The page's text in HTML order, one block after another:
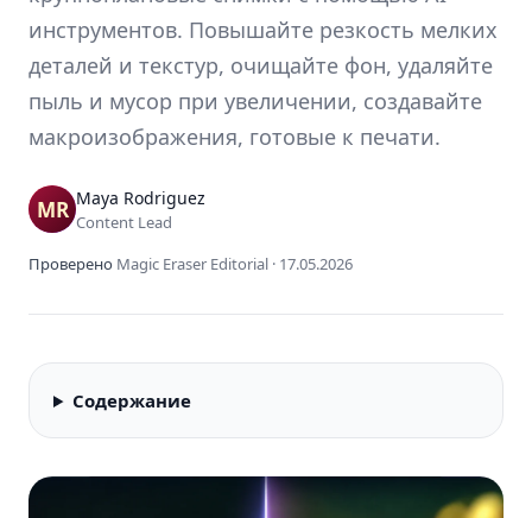
инструментов. Повышайте резкость мелких
деталей и текстур, очищайте фон, удаляйте
пыль и мусор при увеличении, создавайте
макроизображения, готовые к печати.
Maya Rodriguez
Content Lead
Проверено Magic Eraser Editorial · 17.05.2026
Содержание